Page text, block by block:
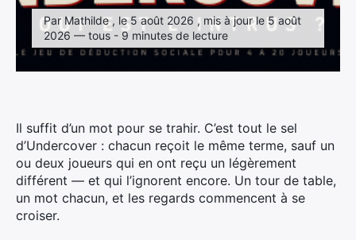
Par Mathilde , le 5 août 2026 , mis à jour le 5 août
2026 — tous - 9 minutes de lecture
Il suffit d’un mot pour se trahir. C’est tout le sel
d’Undercover : chacun reçoit le même terme, sauf un
ou deux joueurs qui en ont reçu un légèrement
différent — et qui l’ignorent encore. Un tour de table,
un mot chacun, et les regards commencent à se
croiser.